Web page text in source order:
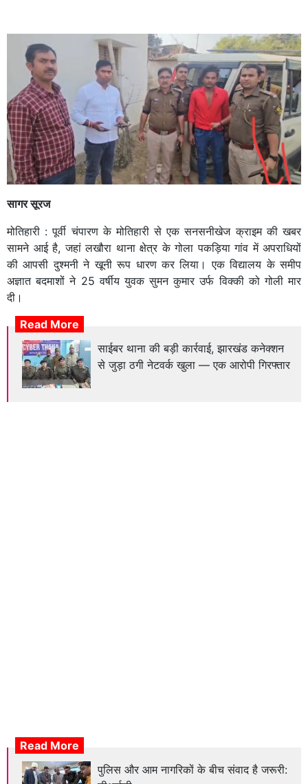
सागर सूरज
मोतिहारी : पूर्वी चंपारण के मोतिहारी से एक सनसनीखेज क्राइम की खबर
सामने आई है, जहां लखौरा थाना क्षेत्र के गोला पकड़िया गांव में अपराधियों
की आपसी दुश्मनी ने खूनी रूप धारण कर लिया। एक विद्यालय के समीप
अज्ञात बदमाशों ने 25 वर्षीय युवक सुमन कुमार उर्फ विक्की को गोली मार
दी।
Read More
साईबर थाना की बड़ी कार्रवाई, झारखंड कनेक्शन
से जुड़ा ठगी नेटवर्क खुला — एक आरोपी गिरफ्तार
Read More
पुलिस और आम नागरिकों के बीच संवाद है जरूरी: